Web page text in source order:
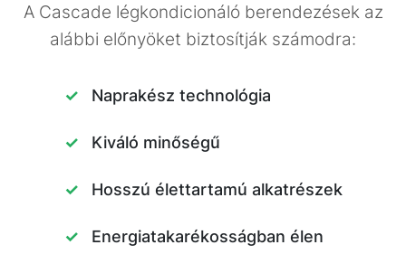
A Cascade légkondicionáló berendezések az
alábbi előnyöket biztosítják számodra:
Naprakész technológia
Kiváló minőségű
Hosszú élettartamú alkatrészek
Energiatakarékosságban élen